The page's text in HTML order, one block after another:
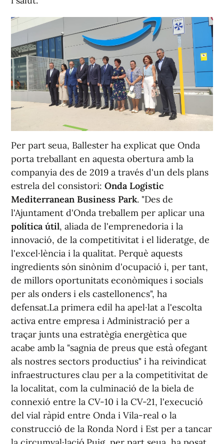
Per part seua, Ballester ha explicat que Onda
porta treballant en aquesta obertura amb la
companyia des de 2019 a través d'un dels plans
estrela del consistori: Onda Logistic
Mediterranean Business Park. "Des de
l'Ajuntament d'Onda treballem per aplicar una
política útil, aliada de l'emprenedoria i la
innovació, de la competitivitat i el lideratge, de
l'excel·lència i la qualitat. Perquè aquests
ingredients són sinònim d'ocupació i, per tant,
de millors oportunitats econòmiques i socials
per als onders i els castellonencs", ha
defensat.La primera edil ha apel·lat a l'escolta
activa entre empresa i Administració per a
traçar junts una estratègia energètica que
acabe amb la "sagnia de preus que està ofegant
als nostres sectors productius" i ha reivindicat
infraestructures clau per a la competitivitat de
la localitat, com la culminació de la biela de
connexió entre la CV-10 i la CV-21, l'execució
del vial ràpid entre Onda i Vila-real o la
construcció de la Ronda Nord i Est per a tancar